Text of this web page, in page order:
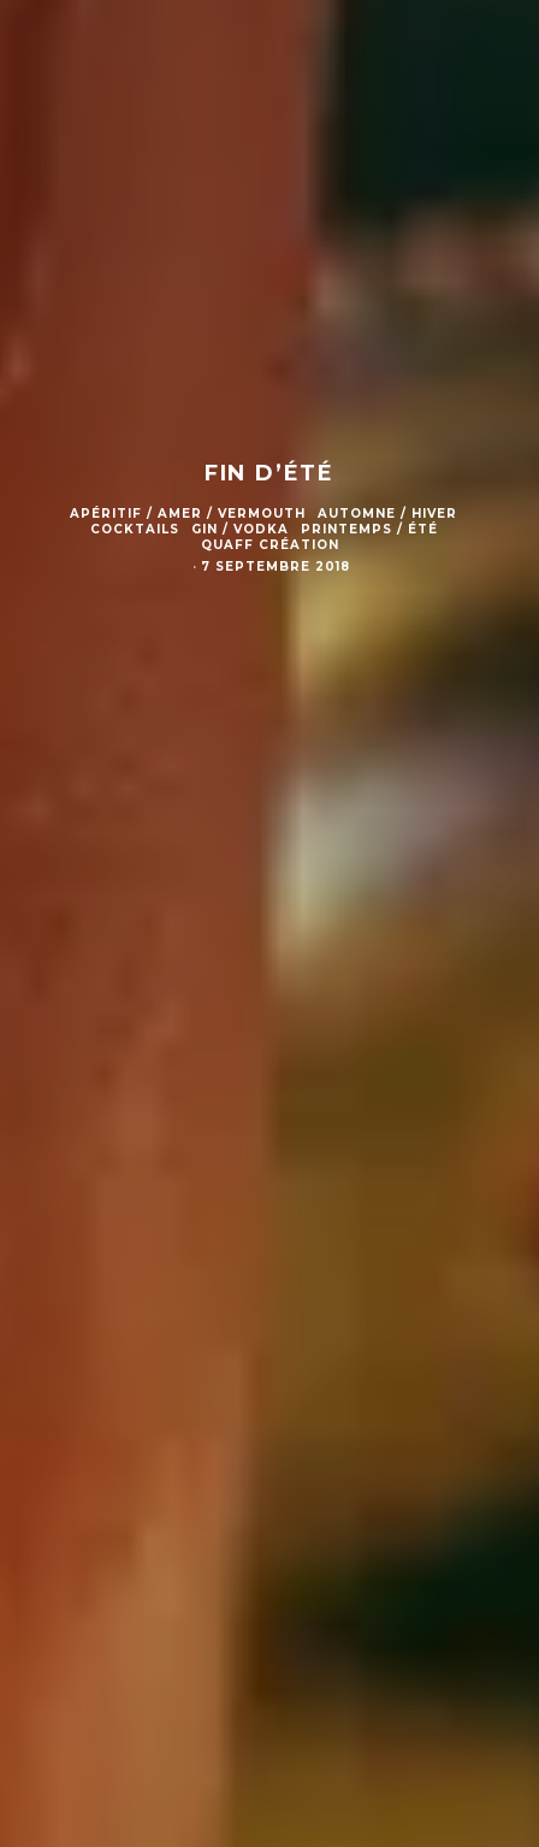
FIN D’ÉTÉ
APÉRITIF / AMER / VERMOUTH
AUTOMNE / HIVER
COCKTAILS
GIN / VODKA
PRINTEMPS / ÉTÉ
QUAFF CRÉATION
· 7 SEPTEMBRE 2018